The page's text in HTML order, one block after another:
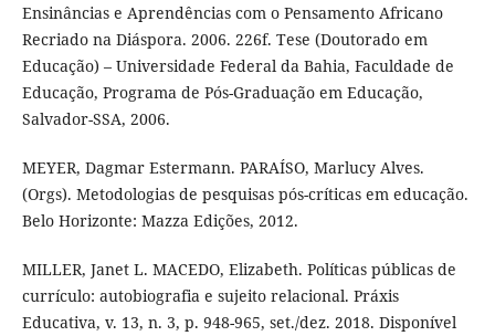
Ensinâncias e Aprendências com o Pensamento Africano
Recriado na Diáspora. 2006. 226f. Tese (Doutorado em
Educação) – Universidade Federal da Bahia, Faculdade de
Educação, Programa de Pós-Graduação em Educação,
Salvador-SSA, 2006.
MEYER, Dagmar Estermann. PARAÍSO, Marlucy Alves.
(Orgs). Metodologias de pesquisas pós-críticas em educação.
Belo Horizonte: Mazza Edições, 2012.
MILLER, Janet L. MACEDO, Elizabeth. Políticas públicas de
currículo: autobiografia e sujeito relacional. Práxis
Educativa, v. 13, n. 3, p. 948-965, set./dez. 2018. Disponível